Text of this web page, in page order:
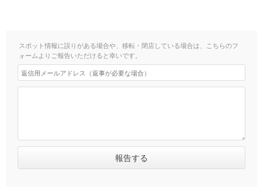
スポット情報に誤りがある場合や、移転・閉店している場合は、こちらのフ
ォームよりご報告いただけると幸いです。